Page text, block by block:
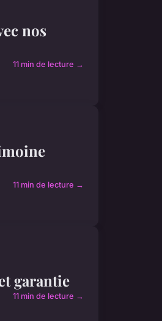
nos
11 min de lecture →
11 min de lecture →
garantie
11 min de lecture →